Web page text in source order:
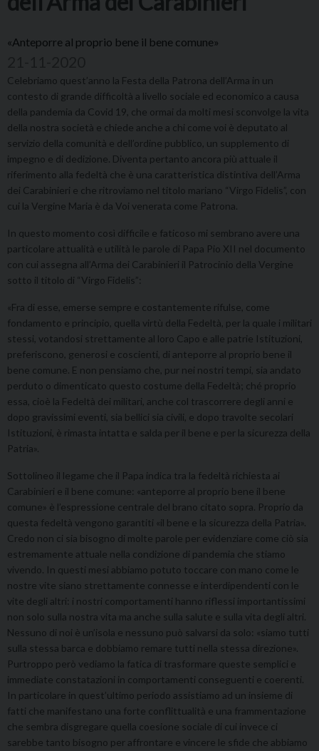
«Anteporre al proprio bene il bene comune»
Celebriamo quest’anno la Festa della Patrona dell’Arma in un
contesto di grande difficoltà a livello sociale ed economico a causa
della pandemia da Covid 19, che ormai da molti mesi sconvolge la vita
della nostra società e chiede anche a chi come voi è deputato al
servizio della comunità e dell’ordine pubblico, un supplemento di
impegno e di dedizione. Diventa pertanto ancora più attuale il
riferimento alla fedeltà che è una caratteristica distintiva dell’Arma
dei Carabinieri e che ritroviamo nel titolo mariano “Virgo Fidelis”, con
cui la Vergine Maria è da Voi venerata come Patrona.
In questo momento così difficile e faticoso mi sembrano avere una
particolare attualità e utilità le parole di Papa Pio XII nel documento
con cui assegna all’Arma dei Carabinieri il Patrocinio della Vergine
sotto il titolo di “Virgo Fidelis”:
«Fra di esse, emerse sempre e costantemente rifulse, come
fondamento e principio, quella virtù della Fedeltà, per la quale i militari
stessi, votandosi strettamente al loro Capo e alle patrie Istituzioni,
preferiscono, generosi e coscienti, di anteporre al proprio bene il
bene comune. E non pensiamo che, pur nei nostri tempi, sia andato
perduto o dimenticato questo costume della Fedeltà; ché proprio
essa, cioè la Fedeltà dei militari, anche col trascorrere degli anni e
dopo gravissimi eventi, sia bellici sia civili, e dopo travolte secolari
Istituzioni, è rimasta intatta e salda per il bene e per la sicurezza della
Patria».
Sottolineo il legame che il Papa indica tra la fedeltà richiesta ai
Carabinieri e il bene comune: «anteporre al proprio bene il bene
comune» è l’espressione centrale del brano citato sopra. Proprio da
questa fedeltà vengono garantiti «il bene e la sicurezza della Patria».
Credo non ci sia bisogno di molte parole per evidenziare come ciò sia
estremamente attuale nella condizione di pandemia che stiamo
vivendo. In questi mesi abbiamo potuto toccare con mano come le
nostre vite siano strettamente connesse e interdipendenti con le
vite degli altri: i nostri comportamenti hanno riflessi importantissimi
non solo sulla nostra vita ma anche sulla salute e sulla vita degli altri.
Nessuno di noi è un’isola e nessuno può salvarsi da solo: «siamo tutti
sulla stessa barca e dobbiamo remare tutti nella stessa direzione».
Purtroppo però vediamo la fatica di trasformare queste semplici e
immediate constatazioni in comportamenti conseguenti e coerenti.
In particolare in quest’ultimo periodo assistiamo ad un insieme di
fatti che manifestano una forte conflittualità e una frammentazione
che sembra disgregare quella coesione sociale di cui invece ci
sarebbe tanto bisogno per affrontare e vincere le sfide che abbiamo